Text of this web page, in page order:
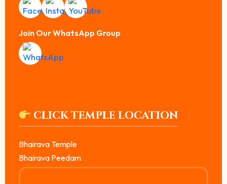
Join Our WhatsApp Group
CLICK TEMPLE LOCATION
Bhairava Temple
Bhairava Peedam